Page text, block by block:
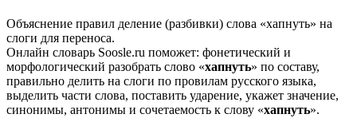
Объяснение правил деление (разбивки) слова «хапнуть» на
слоги для переноса.
Онлайн словарь Soosle.ru поможет: фонетический и
морфологический разобрать слово «хапнуть» по составу,
правильно делить на слоги по провилам русского языка,
выделить части слова, поставить ударение, укажет значение,
синонимы, антонимы и сочетаемость к слову «хапнуть».